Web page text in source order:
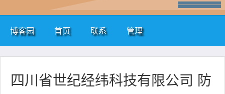
博客园 首页 联系 管理
四川省世纪经纬科技有限公司 防